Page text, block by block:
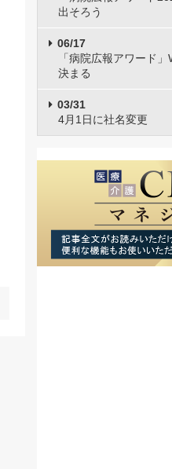
出そろう
06/17
「病院広報アワード
決まる
03/31
4月1日に社名変更